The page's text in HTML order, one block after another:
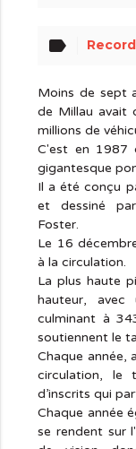
label
Moins de sept
de Millau avait
millions de
C'est en 1987
gigantesque
Il a été conçu
et dessiné
Foster.
Le 16
à la circulation.
La plus haute
hauteur,
culminant à
soutiennent le
Chaque année,
circulation, le
d’inscrits qui
Chaque année
se rendent sur